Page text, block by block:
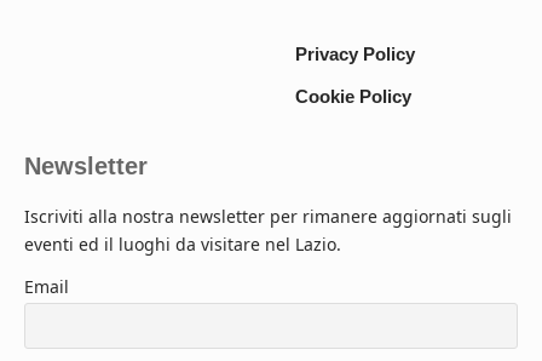
Privacy Policy
Cookie Policy
Newsletter
Iscriviti alla nostra newsletter per rimanere aggiornati sugli
eventi ed il luoghi da visitare nel Lazio.
Email